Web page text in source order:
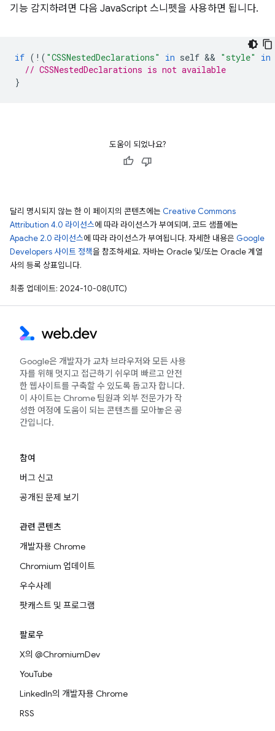
기능 감지하려면 다음 JavaScript 스니펫을 사용하면 됩니다.
if ( ! ( "CSSNestedDeclarations" in self && "style"
in
// CSSNestedDeclarations is not available
}
도움이 되었나요?
달리 명시되지 않는 한 이 페이지의 콘텐츠에는 Creative Commons
Attribution 4.0 라이선스에 따라 라이선스가 부여되며, 코드 샘플에는
Apache 2.0 라이선스에 따라 라이선스가 부여됩니다. 자세한 내용은 Google
Developers 사이트 정책을 참조하세요. 자바는 Oracle 및/또는 Oracle 계열
사의 등록 상표입니다.
최종 업데이트: 2024-10-08(UTC)
Google은 개발자가 교차 브라우저와 모든 사용
자를 위해 멋지고 접근하기 쉬우며 빠르고 안전
한 웹사이트를 구축할 수 있도록 돕고자 합니다.
이 사이트는 Chrome 팀원과 외부 전문가가 작
성한 여정에 도움이 되는 콘텐츠를 모아놓은 공
간입니다.
참여
버그 신고
공개된 문제 보기
관련 콘텐츠
개발자용 Chrome
Chromium 업데이트
우수사례
팟캐스트 및 프로그램
팔로우
X의 @ChromiumDev
YouTube
LinkedIn의 개발자용 Chrome
RSS